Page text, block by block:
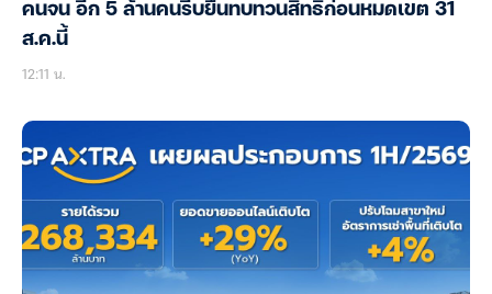
คนจน อีก 5 ล้านคนรีบยื่นทบทวนสิทธิก่อนหมดเขต 31
ส.ค.นี้
12:11 น.